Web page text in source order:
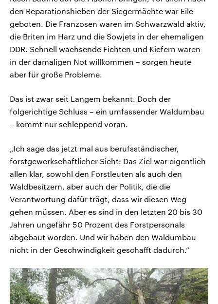
den Reparationshieben der Siegermächte war Eile
geboten. Die Franzosen waren im Schwarzwald aktiv,
die Briten im Harz und die Sowjets in der ehemaligen
DDR. Schnell wachsende Fichten und Kiefern waren
in der damaligen Not willkommen – sorgen heute
aber für große Probleme.
Das ist zwar seit Langem bekannt. Doch der
folgerichtige Schluss – ein umfassender Waldumbau
– kommt nur schleppend voran.
„Ich sage das jetzt mal aus berufsständischer,
forstgewerkschaftlicher Sicht: Das Ziel war eigentlich
allen klar, sowohl den Forstleuten als auch den
Waldbesitzern, aber auch der Politik, die die
Verantwortung dafür trägt, dass wir diesen Weg
gehen müssen. Aber es sind in den letzten 20 bis 30
Jahren ungefähr 50 Prozent des Forstpersonals
abgebaut worden. Und wir haben den Waldumbau
nicht in der Geschwindigkeit geschafft dadurch.“